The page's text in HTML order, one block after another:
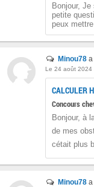
Bonjour,
petite
peux
Minou78 a
Le 24 août 2024
CALCULER
Concours
Bonjour, à
de mes
cétait plus
Minou78 a